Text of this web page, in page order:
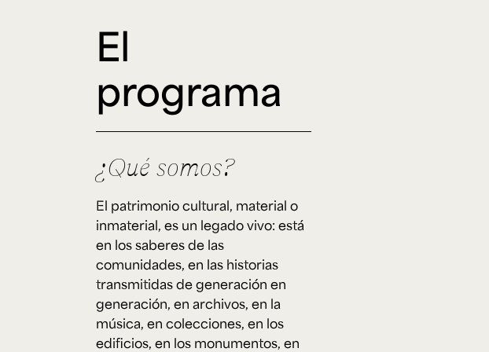
El
programa
¿Qué somos?
El patrimonio cultural, material o
inmaterial, es un legado vivo: está
en los saberes de las
comunidades, en las historias
transmitidas de generación en
generación, en archivos, en la
música, en colecciones, en los
edificios, en los monumentos, en